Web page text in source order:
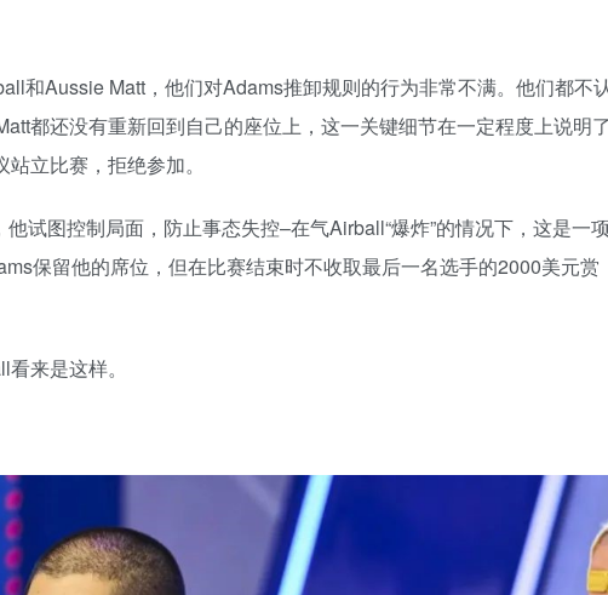
和Aussie Matt，他们对Adams推卸规则的行为非常不满。他们都不
都还没有重新回到自己的座位上，这一关键细节在一定程度上说明
立比赛，拒绝参加。
试图控制局面，防止事态失控–在气Airball“爆炸”的情况下，这是一
保留他的席位，但在比赛结束时不收取最后一名选手的2000美元赏
来是这样。